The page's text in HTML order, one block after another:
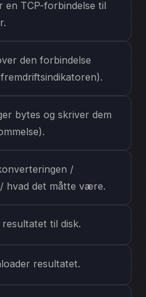
en TCP-forbindelse til
den forbindelse
bytes og skriver dem
/
hvad det måtte være.
til disk.
resultatet.